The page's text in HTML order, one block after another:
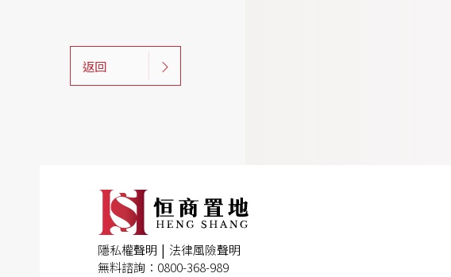
返回
隱私權聲明 | 法律風險聲明
無料諮詢：0800-368-989